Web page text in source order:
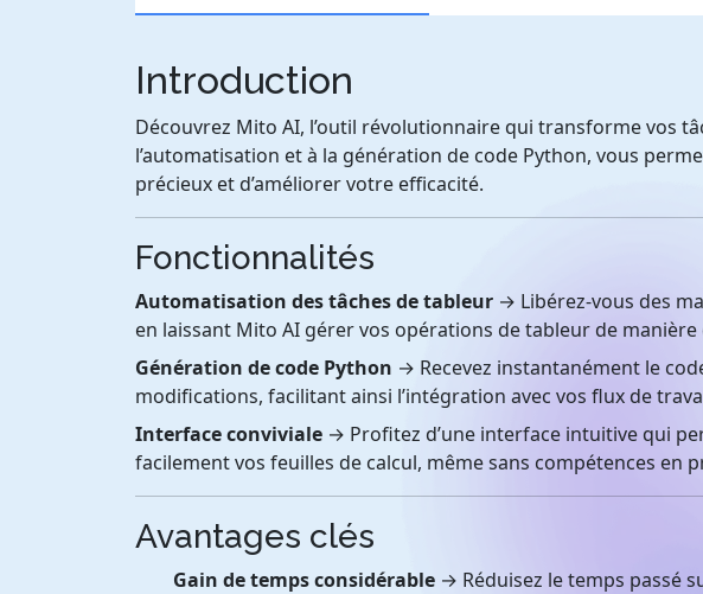
Introduction
Découvrez Mito AI, l’outil révolutionnaire qui transforme vos
l’automatisation et à la génération de code Python, vous
précieux et d’améliorer votre efficacité.
Fonctionnalités
Automatisation des tâches de tableur → Libérez-vous des
en laissant Mito AI gérer vos opérations de tableur de manière
Génération de code Python → Recevez instantanément le
modifications, facilitant ainsi l’intégration avec vos flux de
Interface conviviale → Profitez d’une interface intuitive qui
facilement vos feuilles de calcul, même sans compétences en
Avantages clés
Gain de temps considérable → Réduisez le temps passé